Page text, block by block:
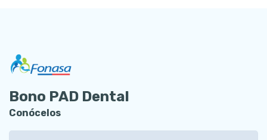
Bono PAD Dental
Conócelos